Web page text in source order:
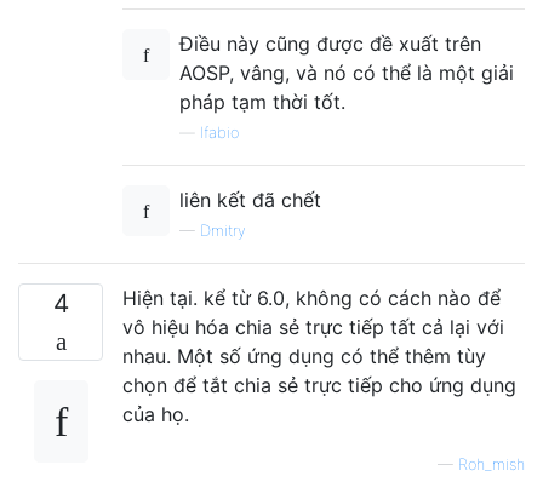
Điều này cũng được đề xuất trên
AOSP, vâng, và nó có thể là một giải
pháp tạm thời tốt.
lfabio
liên kết đã chết
— Dmitry
4
Hiện tại. kể từ 6.0, không có cách nào để
vô hiệu hóa chia sẻ trực tiếp tất cả lại với
nhau. Một số ứng dụng có thể thêm tùy
chọn để tắt chia sẻ trực tiếp cho ứng dụng
của họ.
— Roh_mish